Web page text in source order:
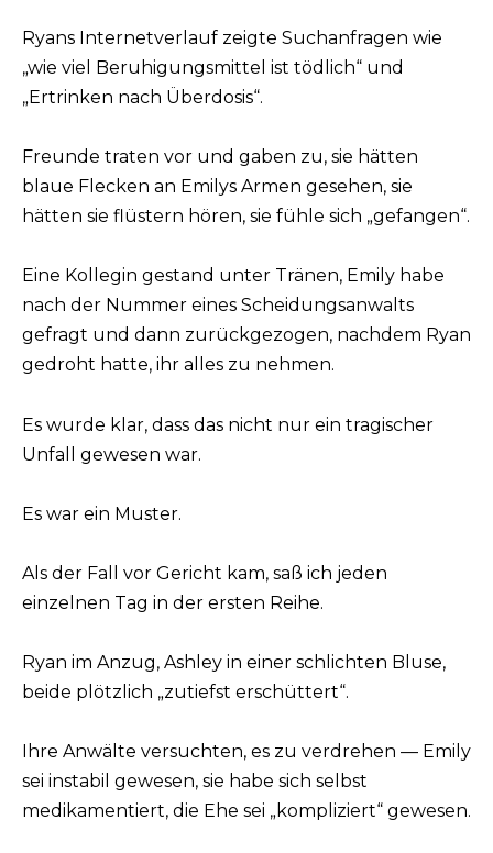
Ryans Internetverlauf zeigte Suchanfragen wie
„wie viel Beruhigungsmittel ist tödlich“ und
„Ertrinken nach Überdosis“.
Freunde traten vor und gaben zu, sie hätten
blaue Flecken an Emilys Armen gesehen, sie
hätten sie flüstern hören, sie fühle sich „gefangen“.
Eine Kollegin gestand unter Tränen, Emily habe
nach der Nummer eines Scheidungsanwalts
gefragt und dann zurückgezogen, nachdem Ryan
gedroht hatte, ihr alles zu nehmen.
Es wurde klar, dass das nicht nur ein tragischer
Unfall gewesen war.
Es war ein Muster.
Als der Fall vor Gericht kam, saß ich jeden
einzelnen Tag in der ersten Reihe.
Ryan im Anzug, Ashley in einer schlichten Bluse,
beide plötzlich „zutiefst erschüttert“.
Ihre Anwälte versuchten, es zu verdrehen — Emily
sei instabil gewesen, sie habe sich selbst
medikamentiert, die Ehe sei „kompliziert“ gewesen.